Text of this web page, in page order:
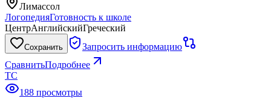
Лимассол
ЛогопедияГотовность к школе
ЦентрАнглийскийГреческий
Сохранить
Запросить информацию
СравнитьПодробнее
TC
188 просмотры